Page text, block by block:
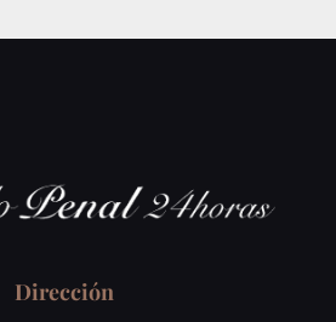
Dirección